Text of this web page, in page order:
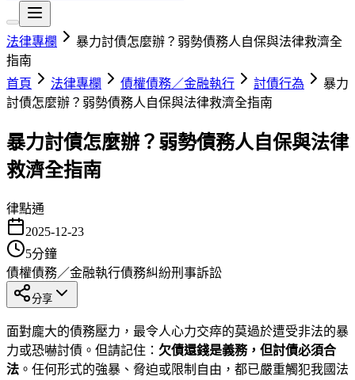
法律專欄
暴力討債怎麼辦？弱勢債務人自保與法律救濟全
指南
首頁
法律專欄 債權債務／金融執行 討債行為
暴力
討債怎麼辦？弱勢債務人自保與法律救濟全指南
暴力討債怎麼辦？弱勢債務人自保與法律
救濟全指南
律點通
2025-12-23
5分鐘
債權債務／金融執行債務糾紛刑事訴訟
分享
面對龐大的債務壓力，最令人心力交瘁的莫過於遭受非法的暴
力或恐嚇討債。但請記住： 欠債還錢是義務，但討債必須合
法 。任何形式的強暴、脅迫或限制自由，都已嚴重觸犯我國法